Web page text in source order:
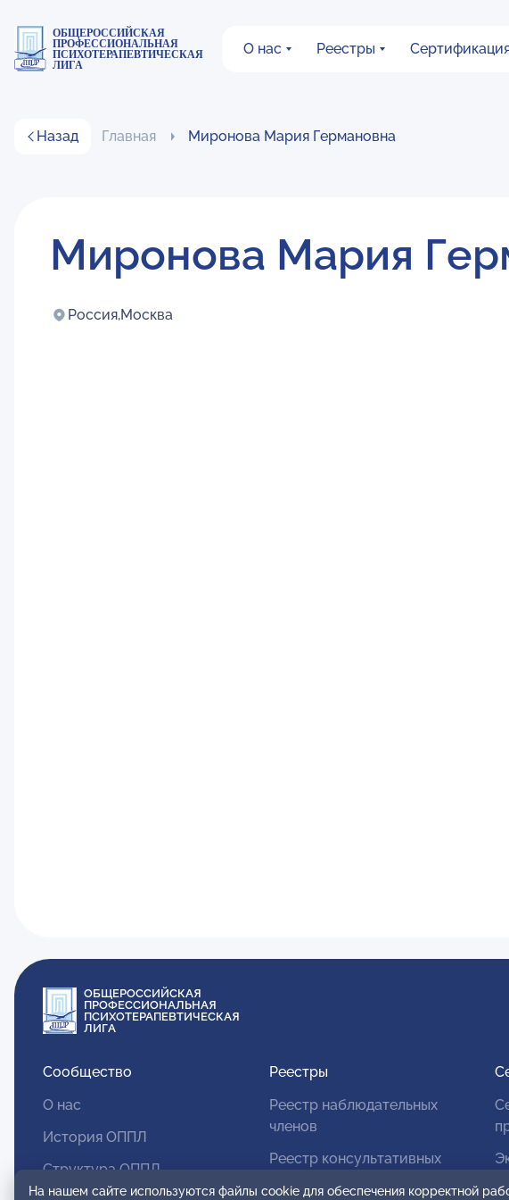
ОБЩЕРОССИЙСКАЯ
ПРОФЕССИОНАЛЬНАЯ
ПСИХОТЕРАПЕВТИЧЕСКАЯ
ЛИГА
О нас Реестры
Назад Главная Миронова Мария Германовна
Миронова Мария
Россия,Москва
ОБЩЕРОССИЙСКАЯ
ПРОФЕССИОНАЛЬНАЯ
ПСИХОТЕРАПЕВТИЧЕСКАЯ
ЛИГА
Сообщество
О нас
История ОППЛ
Структура ОППЛ
Реестры
Реестр наблюдательных
членов
Реестр консультативных
На нашем сайте используются файлы cookie для обеспечения корректной